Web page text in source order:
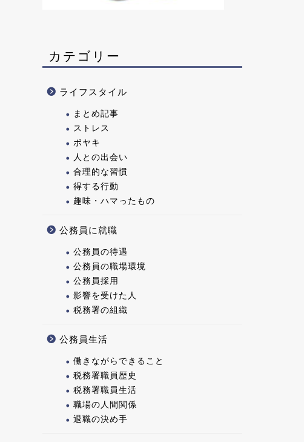
カテゴリー
ライフスタイル
まとめ記事
ストレス
ボヤキ
人との出会い
合理的な習慣
得する行動
趣味・ハマったもの
公務員に就職
公務員の待遇
公務員の職場環境
公務員採用
影響を受けた人
税務署の組織
公務員生活
働きながらできること
税務署職員歴史
税務署職員生活
職場の人間関係
退職の決め手